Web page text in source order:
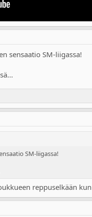
sensaatio SM-liigassa!
SM-liigassa!
reppuselkään